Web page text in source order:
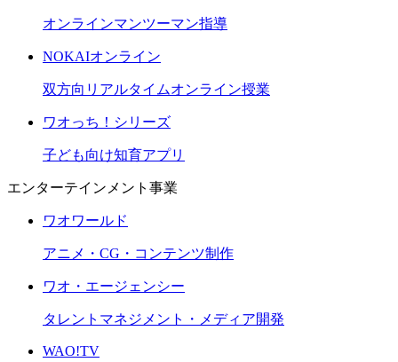
オンラインマンツーマン指導
NOKAIオンライン
双方向リアルタイムオンライン授業
ワオっち！シリーズ
子ども向け知育アプリ
エンターテインメント事業
ワオワールド
アニメ・CG・コンテンツ制作
ワオ・エージェンシー
タレントマネジメント・メディア開発
WAO!TV